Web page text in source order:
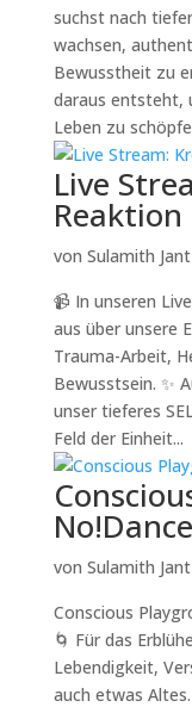
suchst nach
wachsen,
Bewusstheit zu
daraus entsteht,
Leben zu
Live
Reaktion
von Sulamith
📹 In unseren
aus über unsere
Trauma-Arbeit,
Bewusstsein. ✨
unser tieferes
Feld der Einheit...
von Sulamith
Conscious
🌀 Für das
Lebendigkeit,
auch etwas